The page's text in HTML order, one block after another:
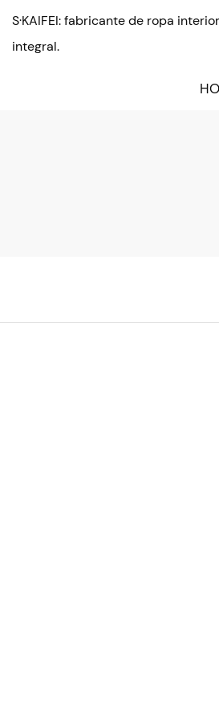
S·KAIFEI: fabricante de ropa
integral.